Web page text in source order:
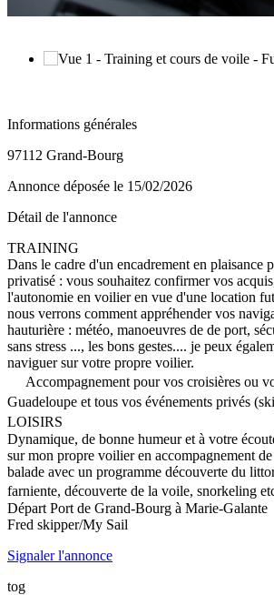
Informations générales
97112 Grand-Bourg
Annonce déposée le 15/02/2026
Détail de l'annonce
TRAINING
Dans le cadre d'un encadrement en plaisance
privatisé : vous souhaitez confirmer vos
l'autonomie en voilier en vue d'une location
nous verrons comment appréhender vos
hauturière : météo, manoeuvres de de port,
sans stress ..., les bons gestes.... je peux
naviguer sur votre propre voilier.
Accompagnement pour vos croisières ou
Guadeloupe et tous vos événements privés
LOISIRS
Dynamique, de bonne humeur et à votre
sur mon propre voilier en accompagnement
balade avec un programme découverte du
farniente, découverte de la voile, snorkeling
Départ Port de Grand-Bourg à Marie-Galante
Fred skipper/My Sail
Signaler l'annonce
tog